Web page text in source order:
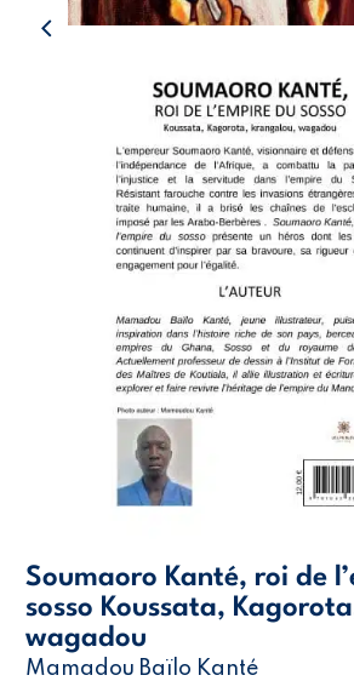
Soumaoro Kanté, roi de
sosso Koussata,
wagadou
Mamadou Baïlo Kanté